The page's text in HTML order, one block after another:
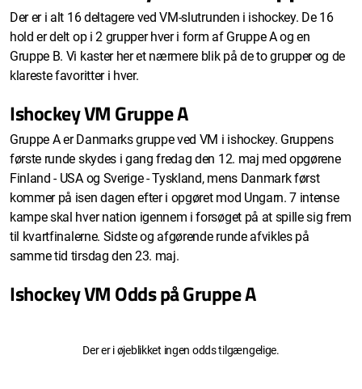
Der er i alt 16 deltagere ved VM-slutrunden i ishockey. De 16
hold er delt op i 2 grupper hver i form af Gruppe A og en
Gruppe B. Vi kaster her et nærmere blik på de to grupper og de
klareste favoritter i hver.
Ishockey VM Gruppe A
Gruppe A er Danmarks gruppe ved VM i ishockey. Gruppens
første runde skydes i gang fredag den 12. maj med opgørene
Finland - USA og Sverige - Tyskland, mens Danmark først
kommer på isen dagen efter i opgøret mod Ungarn. 7 intense
kampe skal hver nation igennem i forsøget på at spille sig frem
til kvartfinalerne. Sidste og afgørende runde afvikles på
samme tid tirsdag den 23. maj.
Ishockey VM Odds på Gruppe A
Der er i øjeblikket ingen odds tilgængelige.